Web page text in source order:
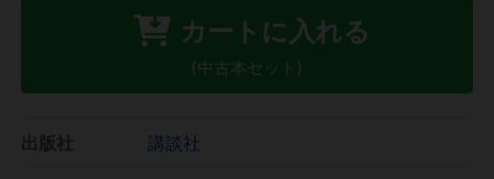
カートに入れる
(中古本セット)
講談社